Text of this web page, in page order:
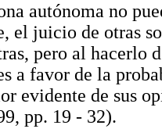
autónoma no
el juicio de otras
pero al hacerlo
a favor de la
evidente de sus
pp. 19 - 32).